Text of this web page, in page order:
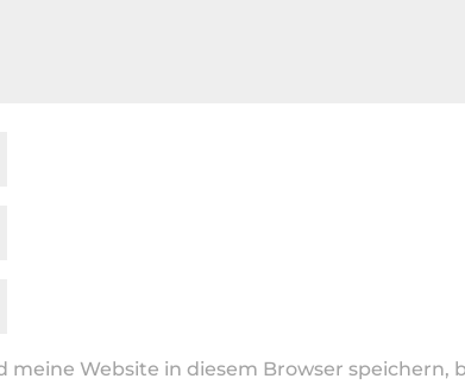
meine Website in diesem Browser speichern,